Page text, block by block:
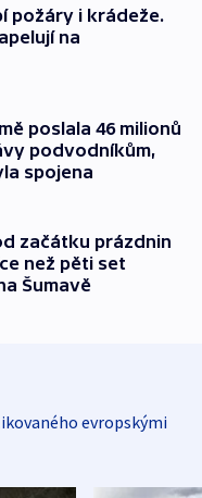
požáry i krádeže.
na
poslala 46 milionů
podvodníkům,
spojena
začátku prázdnin
než pěti set
Šumavě
evropskými